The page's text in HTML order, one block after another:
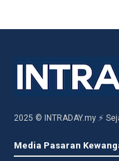
2025 © INTRADAY.my ⚡
Media Pasaran